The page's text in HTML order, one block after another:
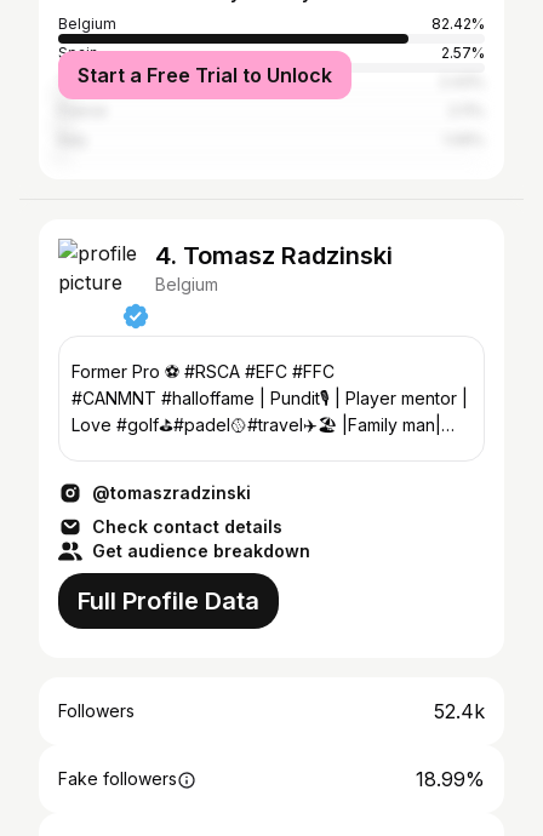
Belgium
82.42%
Spain
2.57%
The Netherlands
Start a Free Trial to Unlock
4. Tomasz Radzinski
Belgium
Former Pro ⚽️ #RSCA #EFC #FFC
#CANMNT #halloffame | Pundit🎙️ | Player mentor |
Love #golf⛳️#padel🥎#travel✈️🏖 |Family man|
@tomaszradzinski
Check contact details
Get audience breakdown
Full Profile Data
Followers 52.4k
Fake followers 18.99%